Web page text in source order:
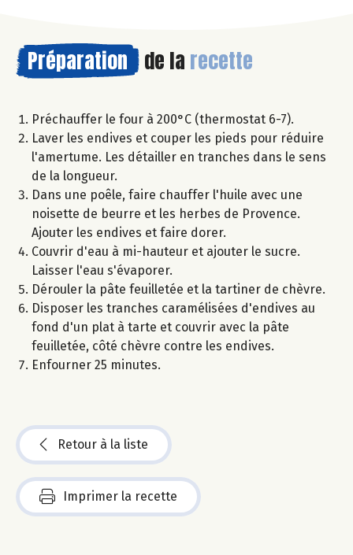
Préparation de la recette
Préchauffer le four à 200°C (thermostat 6-7).
Laver les endives et couper les pieds pour réduire
l'amertume. Les détailler en tranches dans le sens
de la longueur.
Dans une poêle, faire chauffer l'huile avec une
noisette de beurre et les herbes de Provence.
Ajouter les endives et faire dorer.
Couvrir d'eau à mi-hauteur et ajouter le sucre.
Laisser l'eau s'évaporer.
Dérouler la pâte feuilletée et la tartiner de chèvre.
Disposer les tranches caramélisées d'endives au
fond d'un plat à tarte et couvrir avec la pâte
feuilletée, côté chèvre contre les endives.
Enfourner 25 minutes.
Retour à la liste
Imprimer la recette